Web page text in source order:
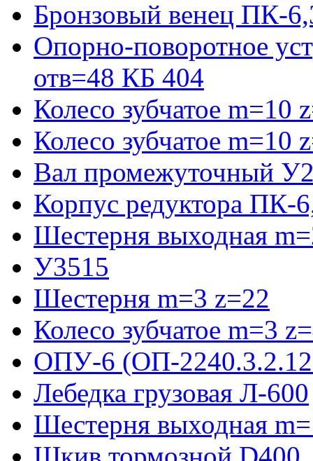
Бронзовый венец ПК-
Опорно-поворотное
отв=48 КБ 404
Колесо зубчатое
Колесо зубчатое
Вал промежуточный
Корпус редуктора ПК-
Шестерня выходная
У3515
Шестерня m=3 z=22
Колесо зубчатое m=3
ОПУ-6 (ОП-
Лебедка грузовая Л-600
Шестерня выходная